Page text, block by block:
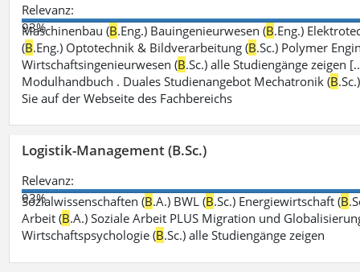
Relevanz:
93%
Maschinenbau (B.Eng.) Bauingenieurwesen (B.Eng.)
(B.Eng.) Optotechnik & Bildverarbeitung (B.Sc.) Polymer
Wirtschaftsingenieurwesen (B.Sc.) alle Studiengänge zeigen
Modulhandbuch . Duales Studienangebot Mechatronik (B
Sie auf der Webseite des Fachbereichs
Logistik-Management (B.Sc.)
Relevanz:
93%
Sozialwissenschaften (B.A.) BWL (B.Sc.) Energiewirtschaft (B
Arbeit (B.A.) Soziale Arbeit PLUS Migration und
Wirtschaftspsychologie (B.Sc.) alle Studiengänge zeigen